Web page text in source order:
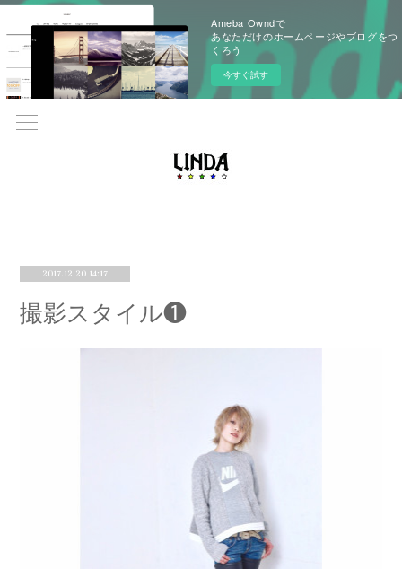
Ameba Owndで
あなただけのホームページやブログをつ
くろう
今すぐ試す
2017.12.20 14:17
撮影スタイル❶